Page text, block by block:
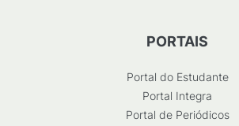
PORTAIS
Portal do Estudante
Portal Integra
Portal de Periódicos